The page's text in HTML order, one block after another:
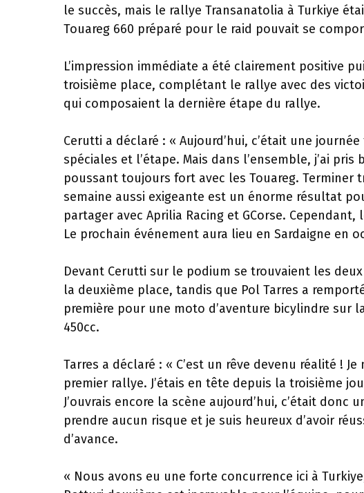
le succès, mais le rallye Transanatolia à Turkiye
Touareg 660 préparé pour le raid pouvait se
L’impression immédiate a été clairement positive
troisième place, complétant le rallye avec des
qui composaient la dernière étape du rallye.
Cerutti a déclaré : « Aujourd’hui, c’était une
spéciales et l’étape. Mais dans l’ensemble, j’ai
poussant toujours fort avec les Touareg. Terminer
semaine aussi exigeante est un énorme résultat
partager avec Aprilia Racing et GCorse.
Le prochain événement aura lieu en Sardaigne
Devant Cerutti sur le podium se trouvaient les
la deuxième place, tandis que Pol Tarres a
première pour une moto d’aventure bicylindre
450cc.
Tarres a déclaré : « C’est un rêve devenu réalité !
premier rallye. J’étais en tête depuis la troisième
J’ouvrais encore la scène aujourd’hui, c’était donc
prendre aucun risque et je suis heureux d’avoir
d’avance.
« Nous avons eu une forte concurrence ici à